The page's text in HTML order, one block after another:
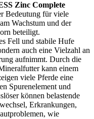
Zinc Complete
Bedeutung für viele
Wachstum und der
beteiligt.
Fell und stabile Hufe
auch eine Vielzahl an
aufnimmt. Durch die
kann einem
viele Pferde eine
Spurenelement und
können belastende
Erkrankungen,
wie